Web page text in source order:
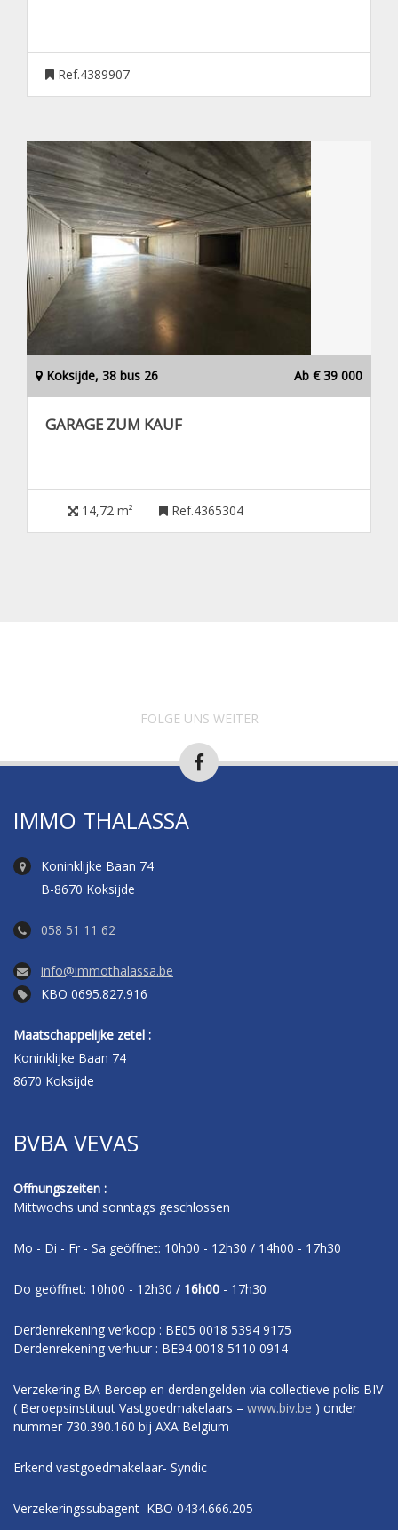
Ref.4389907
Koksijde, 38 bus 26 Ab € 39 000
GARAGE ZUM KAUF
14,72 m² Ref.4365304
FOLGE UNS WEITER
IMMO THALASSA
Koninklijke Baan 74
B-8670 Koksijde
058 51 11 62
info@immothalassa.be
KBO 0695.827.916
Maatschappelijke zetel :
Koninklijke Baan 74
8670 Koksijde
BVBA VEVAS
Offnungszeiten :
Mittwochs und sonntags geschlossen
Mo - Di - Fr - Sa geöffnet: 10h00 - 12h30 / 14h00 - 17h30
Do geöffnet: 10h00 - 12h30 / 16h00 - 17h30
Derdenrekening verkoop : BE05 0018 5394 9175
Derdenrekening verhuur : BE94 0018 5110 0914
Verzekering BA Beroep en derdengelden via collectieve polis BIV
( Beroepsinstituut Vastgoedmakelaars – www.biv.be ) onder
nummer 730.390.160 bij AXA Belgium
Erkend vastgoedmakelaar- Syndic
Verzekeringssubagent KBO 0434.666.205